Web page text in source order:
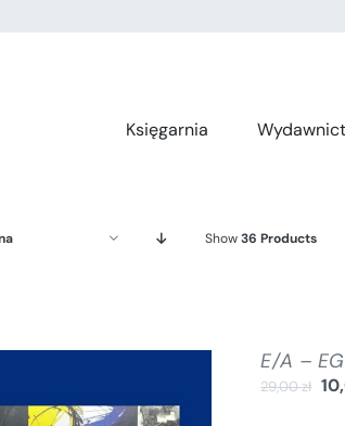
Księgarnia
Show36 Products
E/A –
29,00zł